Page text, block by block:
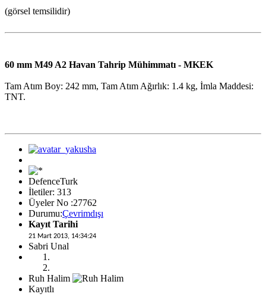
(görsel temsilidir)
60 mm M49 A2 Havan Tahrip Mühimmatı - MKEK
Tam Atım Boy: 242 mm, Tam Atım Ağırlık: 1.4 kg, İmla Maddesi:
TNT.
DefenceTurk
İletiler: 313
Üyeler No :27762
Durumu:Çevrimdışı
Kayıt Tarihi
21 Mart 2013, 14:34:24
Sabri Unal
Ruh Halim
Kayıtlı